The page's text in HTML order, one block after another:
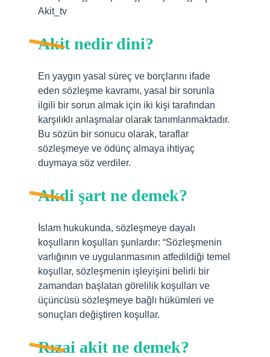
Akit_tv
Akit nedir dini?
En yaygın yasal süreç ve borçlarını ifade
eden sözleşme kavramı, yasal bir sorunla
ilgili bir sorun almak için iki kişi tarafından
karşılıklı anlaşmalar olarak tanımlanmaktadır.
Bu sözün bir sonucu olarak, taraflar
sözleşmeye ve ödünç almaya ihtiyaç
duymaya söz verdiler.
Akdi şart ne demek?
İslam hukukunda, sözleşmeye dayalı
koşulların koşulları şunlardır: “Sözleşmenin
varlığının ve uygulanmasının atfedildiği temel
koşullar, sözleşmenin işleyişini belirli bir
zamandan başlatan görelilik koşulları ve
üçüncüsü sözleşmeye bağlı hükümleri ve
sonuçları değiştiren koşullar.
Rızai akit ne demek?